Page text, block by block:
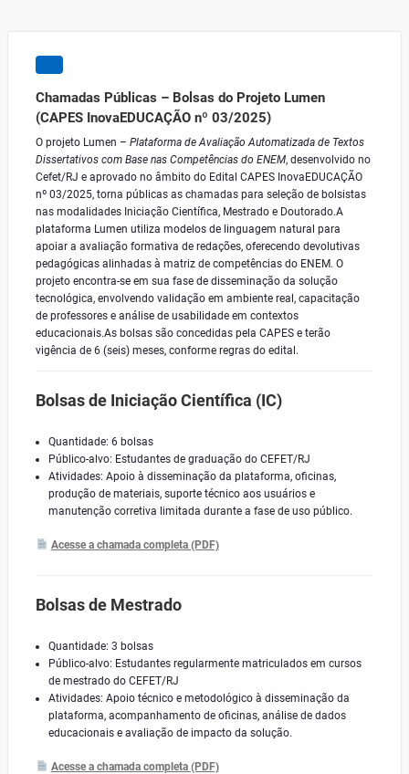
Chamadas Públicas – Bolsas do Projeto Lumen
(CAPES InovaEDUCAÇÃO nº 03/2025)
O projeto Lumen – Plataforma de Avaliação Automatizada de Textos
Dissertativos com Base nas Competências do ENEM, desenvolvido no
Cefet/RJ e aprovado no âmbito do Edital CAPES InovaEDUCAÇÃO
nº 03/2025, torna públicas as chamadas para seleção de bolsistas
nas modalidades Iniciação Científica, Mestrado e Doutorado.A
plataforma Lumen utiliza modelos de linguagem natural para
apoiar a avaliação formativa de redações, oferecendo devolutivas
pedagógicas alinhadas à matriz de competências do ENEM. O
projeto encontra-se em sua fase de disseminação da solução
tecnológica, envolvendo validação em ambiente real, capacitação
de professores e análise de usabilidade em contextos
educacionais.As bolsas são concedidas pela CAPES e terão
vigência de 6 (seis) meses, conforme regras do edital.
Bolsas de Iniciação Científica (IC)
Quantidade: 6 bolsas
Público-alvo: Estudantes de graduação do CEFET/RJ
Atividades: Apoio à disseminação da plataforma, oficinas,
produção de materiais, suporte técnico aos usuários e
manutenção corretiva limitada durante a fase de uso público.
Acesse a chamada completa (PDF)
Bolsas de Mestrado
Quantidade: 3 bolsas
Público-alvo: Estudantes regularmente matriculados em cursos
de mestrado do CEFET/RJ
Atividades: Apoio técnico e metodológico à disseminação da
plataforma, acompanhamento de oficinas, análise de dados
educacionais e avaliação de impacto da solução.
Acesse a chamada completa (PDF)